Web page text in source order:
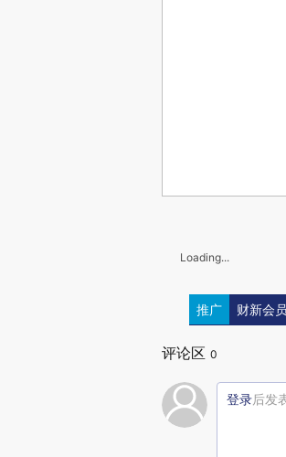
Loading...
推广 财新会
评论区 0
登录后发